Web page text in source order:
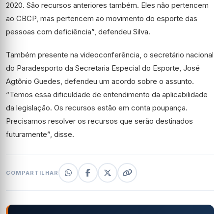
2020. São recursos anteriores também. Eles não pertencem
ao CBCP, mas pertencem ao movimento do esporte das
pessoas com deficiência”, defendeu Silva.
Também presente na videoconferência, o secretário nacional
do Paradesporto da Secretaria Especial do Esporte, José
Agtônio Guedes, defendeu um acordo sobre o assunto.
“Temos essa dificuldade de entendimento da aplicabilidade
da legislação. Os recursos estão em conta poupança.
Precisamos resolver os recursos que serão destinados
futuramente”, disse.
COMPARTILHAR